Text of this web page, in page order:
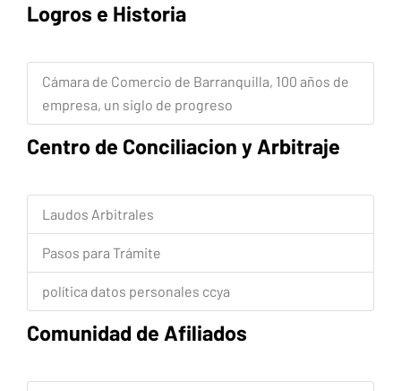
Logros e Historia
Cámara de Comercio de Barranquilla, 100 años de
empresa, un siglo de progreso
Centro de Conciliacion y Arbitraje
Laudos Arbitrales
Pasos para Trámite
política datos personales ccya
Comunidad de Afiliados